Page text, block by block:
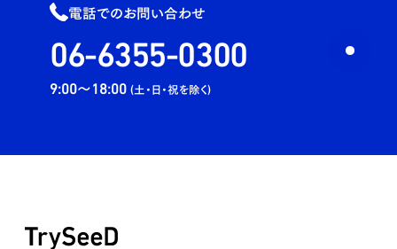
電話でのお問い合わせ
06-6355-0300
9:00〜18:00 (土・日・祝を除く)